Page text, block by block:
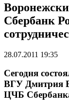
Сбербанк
28.07.2011 19:35
Сегодня
ВГУ Дмитрия
ЦЧБ